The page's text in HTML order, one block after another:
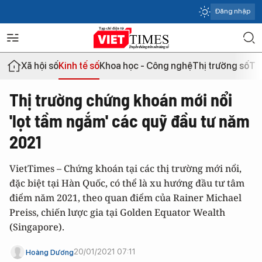
Đăng nhập
Xã hội sốKinh tế sốKhoa học - Công nghệThị trường số
Thị trường chứng khoán mới nổi
'lọt tầm ngắm' các quỹ đầu tư năm
2021
VietTimes – Chứng khoán tại các thị trường mới nổi,
đặc biệt tại Hàn Quốc, có thể là xu hướng đầu tư tâm
điểm năm 2021, theo quan điểm của Rainer Michael
Preiss, chiến lược gia tại Golden Equator Wealth
(Singapore).
Hoàng Dương20/01/2021 07:11